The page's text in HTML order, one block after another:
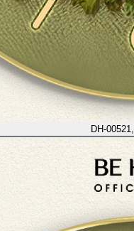
DH-